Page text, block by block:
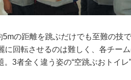
の距離を跳ぶだけでも至難の技
に回転させるのは難しく、各チー
3者全く違う姿の“空跳ぶおトイレ